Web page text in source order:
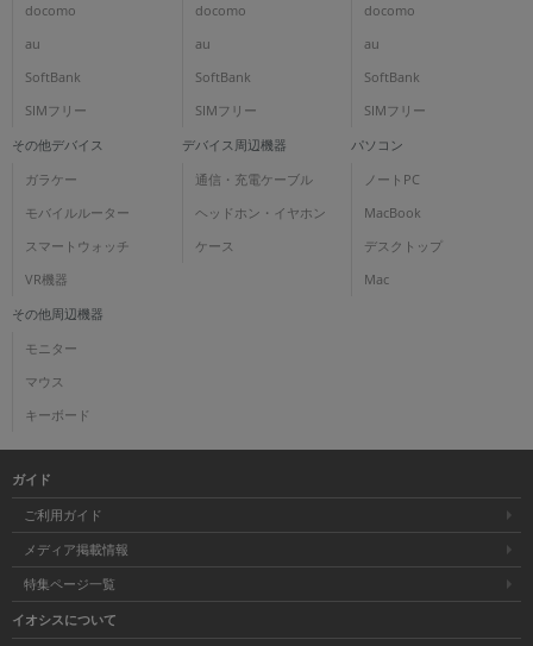
docomo
au
SoftBank
SIMフリー
docomo
au
SoftBank
SIMフリー
docomo
au
SoftBank
SIMフリー
その他デバイス
ガラケー
モバイルルーター
スマートウォッチ
VR機器
デバイス周辺機器
通信・充電ケーブル
ヘッドホン・イヤホン
ケース
パソコン
ノートPC
MacBook
デスクトップ
Mac
その他周辺機器
モニター
マウス
キーボード
ガイド
ご利用ガイド
メディア掲載情報
特集ページ一覧
イオシスについて